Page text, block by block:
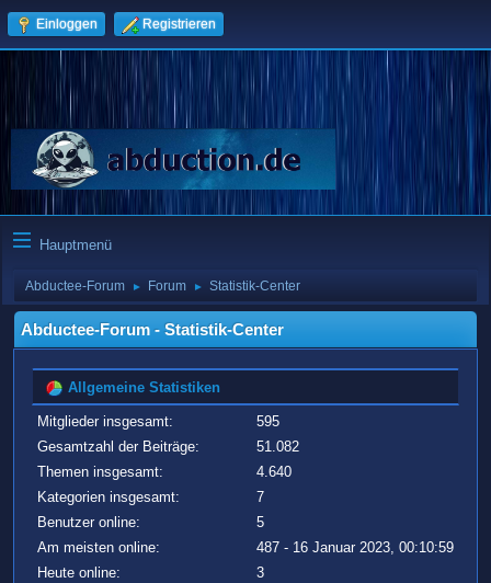
Einloggen Registrieren
Hauptmenü
Abductee-Forum ► Forum ► Statistik-Center
Abductee-Forum - Statistik-Center
Allgemeine Statistiken
Mitglieder insgesamt:
595
Gesamtzahl der Beiträge:
51.082
Themen insgesamt:
4.640
Kategorien insgesamt:
7
Benutzer online:
5
Am meisten online:
487 - 16 Januar 2023, 00:10:59
Heute online:
3